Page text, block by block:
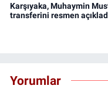
Karşıyaka, Muhaymin
transferini resmen
Yorumlar